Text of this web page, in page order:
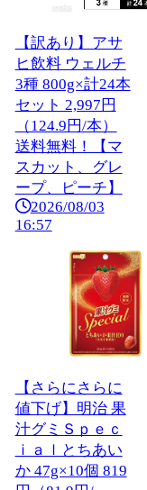
【訳あり】アサ
ヒ飲料 ウェルチ
3種 800g×計24本
セット 2,997円
（124.9円/本）
送料無料！【マ
スカット、グレ
ープ、ピーチ】
2026/08/03
16:57
【さらにさらに
値下げ】明治 果
汁グミＳｐｅｃ
ｉａｌとちあい
か 47g×10個 819